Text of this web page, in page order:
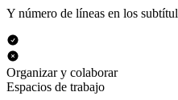
Y número de líneas en los
Organizar y colaborar
Espacios de trabajo